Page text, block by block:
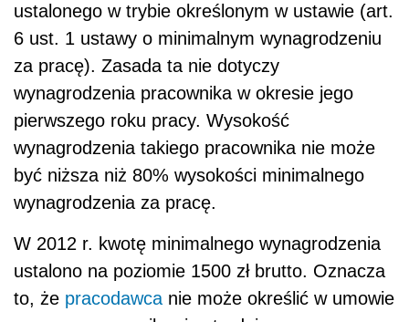
ustalonego w trybie określonym w ustawie (art.
6 ust. 1 ustawy o minimalnym wynagrodzeniu
za pracę). Zasada ta nie dotyczy
wynagrodzenia pracownika w okresie jego
pierwszego roku pracy. Wysokość
wynagrodzenia takiego pracownika nie może
być niższa niż 80% wysokości minimalnego
wynagrodzenia za pracę.
W 2012 r. kwotę minimalnego wynagrodzenia
ustalono na poziomie 1500 zł brutto. Oznacza
to, że pracodawca nie może określić w umowie